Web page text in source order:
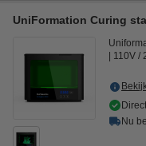
UniFormation Curing
110V /
Nu